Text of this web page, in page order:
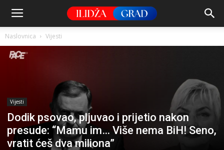
Naslovnica Vijesti
Vijesti
Dodik psovao, pljuvao i prijetio nakon
presude: “Mamu im… Više nema BiH! Seno,
vratit ćeš dva miliona”